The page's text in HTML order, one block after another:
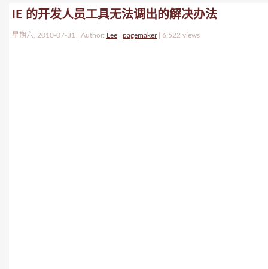
IE 的开发人员工具无法调出的解决办法
星期六, 2010-07-31 | Author: Lee pagemaker| 6,522 views